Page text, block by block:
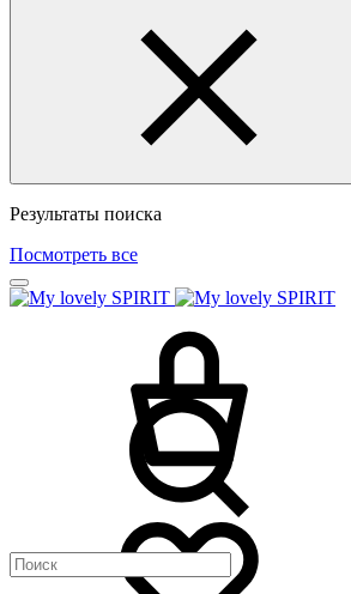
Результаты поиска
Посмотреть все